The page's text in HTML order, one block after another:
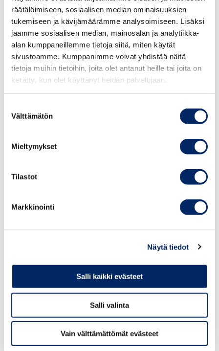
räätälöimiseen, sosiaalisen median ominaisuuksien
tukemiseen ja kävijämäärämme analysoimiseen. Lisäksi
jaamme sosiaalisen median, mainosalan ja analytiikka-
alan kumppaneillemme tietoja siitä, miten käytät
sivustoamme. Kumppanimme voivat yhdistää näitä
tietoja muihin tietoihin, joita olet antanut heille tai joita on
kerätty, kun olet käyttänyt heidän palvelujaan.
valinta
Välttämätön
Mieltymykset
Tilastot
Markkinointi
Näytä tiedot
Salli kaikki evästeet
Salli valinta
Vain välttämättömät evästeet
paras hyöty niin terveydellisesti kuin
taloudellisestikin irti. Mitä
nopeammin viruksesta on päästy eroon ja
Suomi avattua, sitä nopeammin
Suomi, työllisyys ja kaikkien kansalaisten
hyvinvointi lähtevät uuteen nousuun”, Horttanainen
sanoo.
viranomaisten asiantuntemuksen ja ajantasaisten
perusteella. Rokotusjärjestyksessä pitäisi huomioida yht
ammattiryhmät.
rokotuksiin, muistuttaa Horttanainen.
työterveyshuollolle ilman, että kunnat toimivat
suoraan siihen, missä aikataulussa Suomi voidaan avata
kohti normaalia elämää”, Horttanainen sanoo.
KATEGORIAT: TALOUS, KORONAKRIISI, MUUT